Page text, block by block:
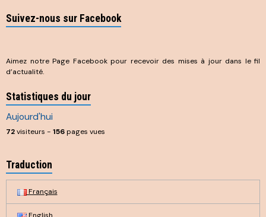
Suivez-nous sur Facebook
Aimez notre Page Facebook pour recevoir des mises à jour dans le fil
d’actualité.
Statistiques du jour
Aujourd'hui
72visiteurs - 156pages vues
Traduction
Français